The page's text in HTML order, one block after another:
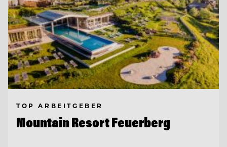
TOP ARBEITGEBER
Mountain Resort Feuerberg